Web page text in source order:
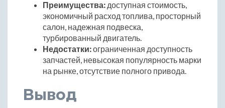
Преимущества: доступная стоимость,
экономичный расход топлива, просторный
салон, надежная подвеска,
турбированный двигатель.
Недостатки:ограниченная доступность
запчастей, невысокая популярность марки
на рынке, отсутствие полного привода.
Вывод